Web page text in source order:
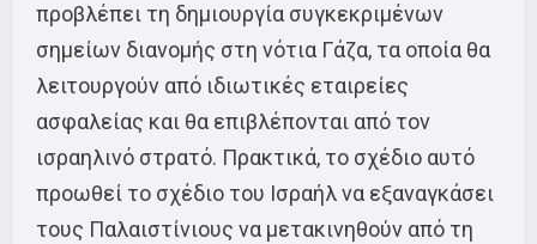
προβλέπει τη δημιουργία συγκεκριμένων
σημείων διανομής στη νότια Γάζα, τα οποία θα
λειτουργούν από ιδιωτικές εταιρείες
ασφαλείας και θα επιβλέπονται από τον
ισραηλινό στρατό. Πρακτικά, το σχέδιο αυτό
προωθεί το σχέδιο του Ισραήλ να εξαναγκάσει
τους Παλαιστίνιους να μετακινηθούν από τη